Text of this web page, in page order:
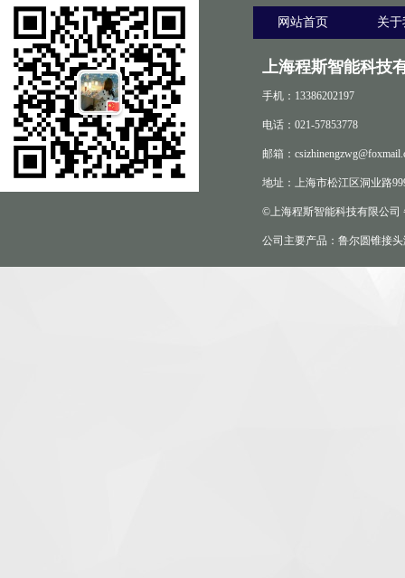
网站首页 关
上海程斯智能科技
手机：13386202197
电话：021-57853778
邮箱：
地址：上海市松江区洞业路
©上海程斯智能科技有限公司
公司主要产品：鲁尔圆锥接